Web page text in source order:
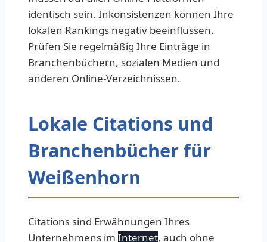
identisch sein. Inkonsistenzen können Ihre
lokalen Rankings negativ beeinflussen.
Prüfen Sie regelmäßig Ihre Einträge in
Branchenbüchern, sozialen Medien und
anderen Online-Verzeichnissen.
Lokale Citations und
Branchenbücher für
Weißenhorn
Citations sind Erwähnungen Ihres
Unternehmens im Internet, auch ohne